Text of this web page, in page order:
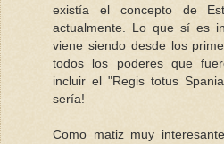
existía el concepto de
actualmente. Lo que sí es
viene siendo desde los
todos los poderes que
incluir el "Regis totus
sería!
Como matiz muy